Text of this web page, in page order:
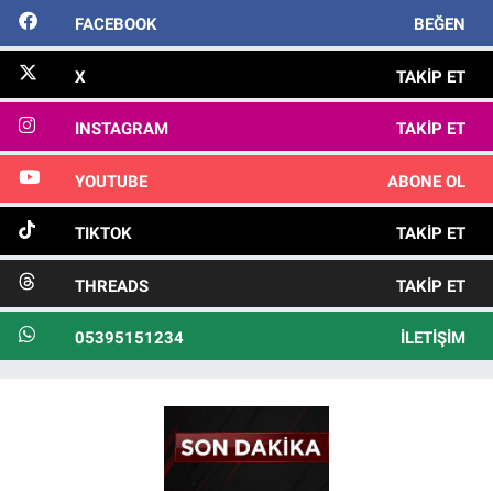
FACEBOOK BEĞEN
X TAKIP ET
INSTAGRAM TAKIP ET
YOUTUBE ABONE OL
TIKTOK TAKIP ET
THREADS TAKIP ET
05395151234 İLETIŞIM